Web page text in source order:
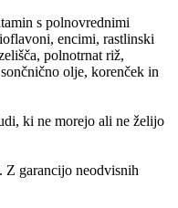
s polnovrednimi
encimi, rastlinski
polnotrnat riž,
olje, korenček in
ki ne morejo ali ne želijo
Z garancijo neodvisnih